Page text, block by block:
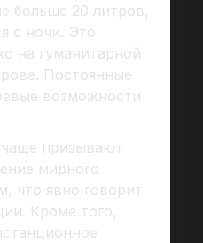
больше 20 литров,
с ночи. Это
на гуманитарной
Постоянные
возможности
призывают
мирного
что явно говорит
Кроме того,